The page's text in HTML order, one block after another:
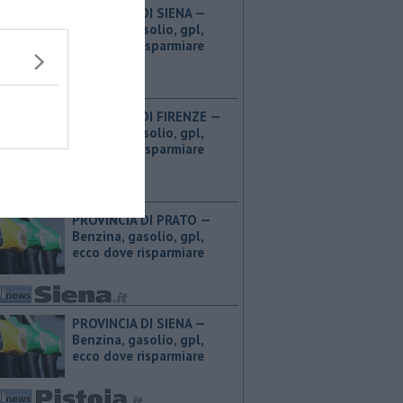
PROVINCIA DI SIENA — ​
Benzina, gasolio, gpl,
ecco dove risparmiare
PROVINCIA DI FIRENZE — ​
Benzina, gasolio, gpl,
ecco dove risparmiare
PROVINCIA DI PRATO — ​
Benzina, gasolio, gpl,
ecco dove risparmiare
PROVINCIA DI SIENA — ​
Benzina, gasolio, gpl,
ecco dove risparmiare